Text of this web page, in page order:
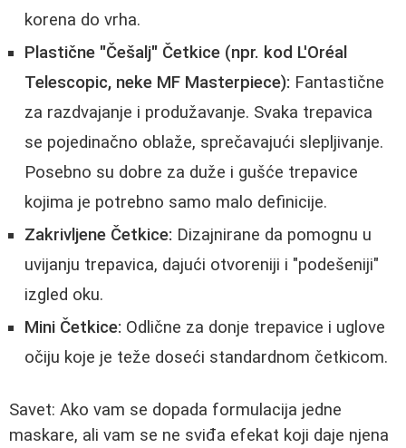
korena do vrha.
Plastične "Češalj" Četkice (npr. kod L'Oréal
Telescopic, neke MF Masterpiece): Fantastične
za razdvajanje i produžavanje. Svaka trepavica
se pojedinačno oblaže, sprečavajući slepljivanje.
Posebno su dobre za duže i gušće trepavice
kojima je potrebno samo malo definicije.
Zakrivljene Četkice: Dizajnirane da pomognu u
uvijanju trepavica, dajući otvoreniji i "podešeniji"
izgled oku.
Mini Četkice: Odlične za donje trepavice i uglove
očiju koje je teže doseći standardnom četkicom.
Savet: Ako vam se dopada formulacija jedne
maskare, ali vam se ne sviđa efekat koji daje njena